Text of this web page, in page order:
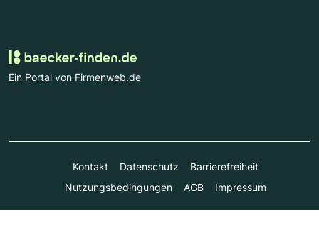
Ein Portal von Firmenweb.de
Kontakt Datenschutz
Barrierefreiheit
Nutzungsbedingungen
AGB Impressum